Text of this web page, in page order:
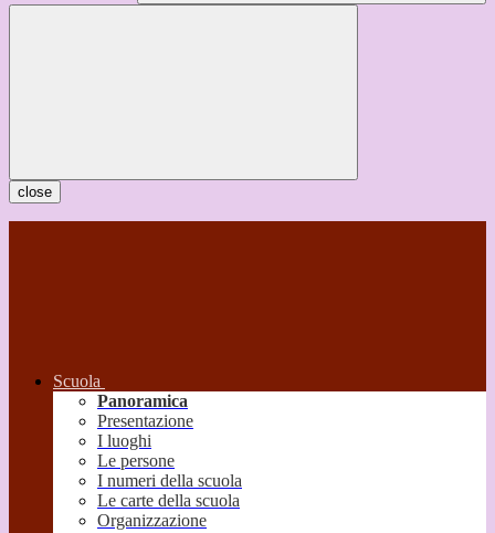
close
Scuola
Panoramica
Presentazione
I luoghi
Le persone
I numeri della scuola
Le carte della scuola
Organizzazione